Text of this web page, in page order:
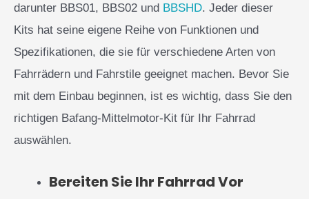
darunter BBS01, BBS02 und BBSHD. Jeder dieser
Kits hat seine eigene Reihe von Funktionen und
Spezifikationen, die sie für verschiedene Arten von
Fahrrädern und Fahrstile geeignet machen. Bevor Sie
mit dem Einbau beginnen, ist es wichtig, dass Sie den
richtigen Bafang-Mittelmotor-Kit für Ihr Fahrrad
auswählen.
Bereiten Sie Ihr Fahrrad Vor